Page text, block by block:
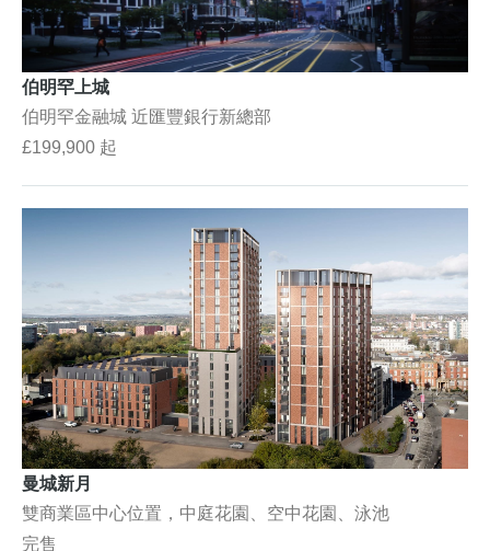
伯明罕上城
伯明罕金融城 近匯豐銀行新總部
£199,900 起
曼城新月
雙商業區中心位置，中庭花園、空中花園、泳池
完售